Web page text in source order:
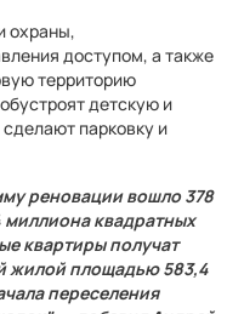
охраны,
доступом, а также
территорию
детскую и
парковку и
реновации вошло 378
квадратных
квартиры получат
жилой площадью 583,4
переселения